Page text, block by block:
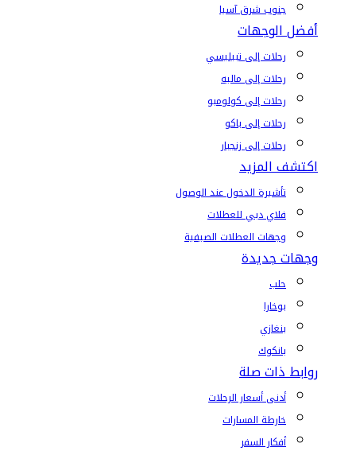
جنوب شرق آسيا
أفضل الوجهات
رحلات إلى تبيليسي
رحلات إلى ماليه
رحلات إلى كولومبو
رحلات إلى باكو
رحلات إلى زنجبار
اكتشف المزيد
تأشيرة الدخول عند الوصول
فلاي دبي للعطلات
وجهات العطلات الصيفية
وجهات جديدة
حلب
بوخارا
بنغازي
بانكوك
روابط ذات صلة
أدنى أسعار الرحلات
خارطة المسارات
أفكار السفر